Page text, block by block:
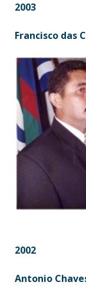
2003
Francisco das
2002
Antonio